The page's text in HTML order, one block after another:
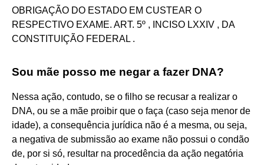
OBRIGAÇÃO DO ESTADO EM CUSTEAR O
RESPECTIVO EXAME. ART. 5º , INCISO LXXIV , DA
CONSTITUIÇÃO FEDERAL .
Sou mãe posso me negar a fazer DNA?
Nessa ação, contudo, se o filho se recusar a realizar o
DNA, ou se a mãe proibir que o faça (caso seja menor de
idade), a consequência jurídica não é a mesma, ou seja,
a negativa de submissão ao exame não possui o condão
de, por si só, resultar na procedência da ação negatória